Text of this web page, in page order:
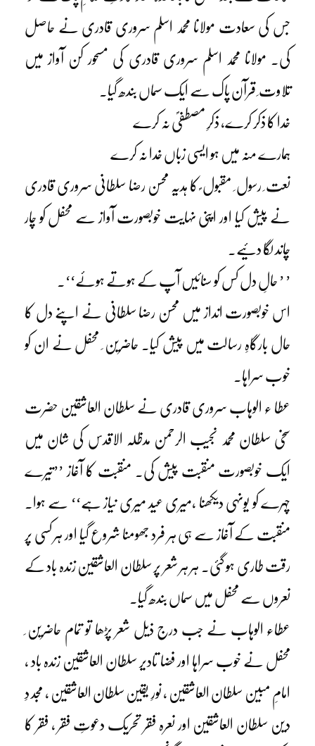
جس کی سعادت مولانا محمد اسلم سروری قادری نے حاصل
کی۔ مولانا محمد اسلم سروری قادری کی مسحور کن آواز میں
تلاوت ِ قرآن پاک سے ایک سماں بندھ گیا۔
خدا کا ذکر کرے، ذکرِ مصطفیؐ نہ کرے
ہمارے منہ میں ہو ایسی زباں خدا نہ کرے
نعت ِ رسول ِ مقبول ؐ کا ہدیہ محسن رضا سلطانی سروری قادری
نے پیش کیا اور اپنی نہایت خوبصورت آواز سے محفل کو چار
چاند لگا دئیے۔
’ ’ حالِ دل کس کو سنائیں آپ کے ہوتے ہوئے‘‘۔
اس خوبصورت انداز میں محسن رضا سلطانی نے اپنے دل کا
حال بارگاہِ رسالت میں پیش کیا۔ حاضرین ِ محفل نے ان کو
خوب سراہا۔
عطا ء الوہاب سروری قادری نے سلطان العاشقین حضرت
سخی سلطان محمد نجیب الرحمن مدظلہ الاقدس کی شان میں
ایک خوبصورت منقبت پیش کی۔ منقبت کا آغاز ’’تیرے
چہرے کو یونہی دیکھنا ،میری عید میری نیاز ہے‘‘ سے ہوا۔
منقبت کے آغاز سے ہی ہر فرد جھومنا شروع گیا اور ہر کسی پر
رقت طاری ہو گئی۔ ہر ہر شعر پر سلطان العاشقین زندہ باد کے
نعروں سے محفل میں سماں بندھ گیا۔
عطاء الوہاب نے جب درج ذیل شعر پڑھا تو تمام حاضرین ِ
محفل نے خوب سراہا اور فضا تادیر سلطان العاشقین زندہ باد ،
امامِ مبین سلطان العاشقین ، نورِ یقین سلطان العاشقین ، مجد دِ
دین سلطان العاشقین اور نعرہ فقر تحریک دعوتِ فقر ، فقر کا